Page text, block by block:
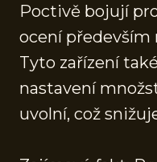
Poctivě bojují
ocení
Tyto zařízení
nastavení
uvolní, což